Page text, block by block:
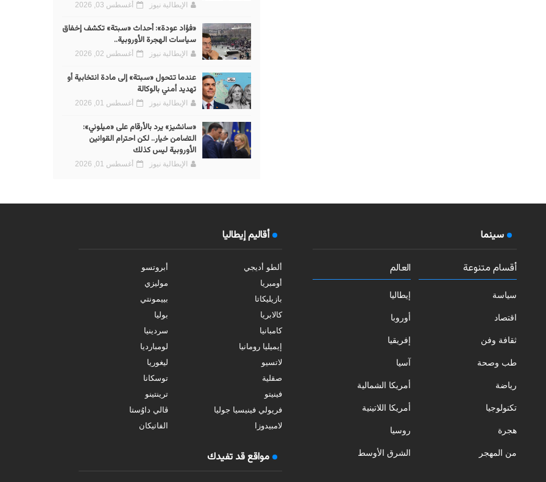
الإيطالية نيوز أغسطس 03, 2026
«فؤاد عودة»: أحداث «سبتة» تكشف إخفاق
سياسات الهجرة الأوروبية..
الإيطالية نيوز أغسطس 02, 2026
عندما تتحول «سبتة» إلى مادة انتخابية أو
تهديد أمني بالوكالة
الإيطالية نيوز أغسطس 01, 2026
«سانشيز» يرد بالأرقام على «ميلوني»:
التضامن خيار.. لكن احترام القوانين
الأوروبية ليس كذلك
الإيطالية نيوز أغسطس 01, 2026
سينما
أقسام متنوعة
سياسة
اقتصاد
ثقافة وفن
طب وصحة
رياضة
تكنولوجيا
هجرة
من المهجر
العالم
إيطاليا
أوروبا
إفريقيا
آسيا
أمريكا الشمالية
أمريكا اللاتينية
روسيا
الشرق الأوسط
أقاليم إيطاليا
ألطو أديجي
أبروتسو
أومبريا
موليزي
بازيليكاتا
بييمونتي
كالابريا
بوليا
كامبانيا
سردينيا
إيميليا رومانيا
لومبارديا
لاتسيو
ليغوريا
صقلية
توسكانا
فينيتو
ترينتينو
فريولي فينيسيا جوليا
ڤالي داوُستا
لامبيدوزا
الفاتيكان
مواقع قد تفيدك